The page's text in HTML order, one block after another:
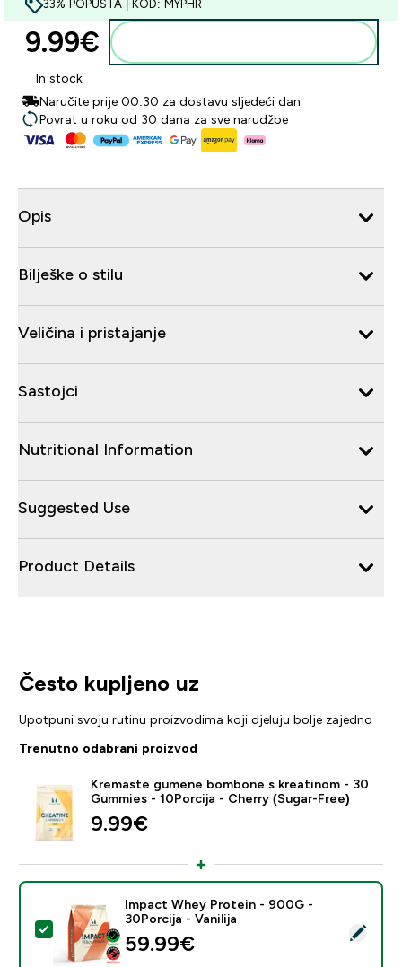
33% POPUSTA | KOD: MYPHR
9.99€‎
In stock
Naručite prije 00:30 za dostavu sljedeći dan
Povrat u roku od 30 dana za sve narudžbe
Opis
Bilješke o stilu
Veličina i pristajanje
Sastojci
Nutritional Information
Suggested Use
Product Details
Često kupljeno uz
Upotpuni svoju rutinu proizvodima koji djeluju bolje zajedno
Trenutno odabrani proizvod
Kremaste gumene bombone s kreatinom - 30
Gummies - 10Porcija - Cherry (Sugar-Free)
9.99€‎
Odaberi ovaj proizvod - Impact Whey Protein - 900G
Impact Whey Protein - 900G -
30Porcija - Vanilija
59.99€‎